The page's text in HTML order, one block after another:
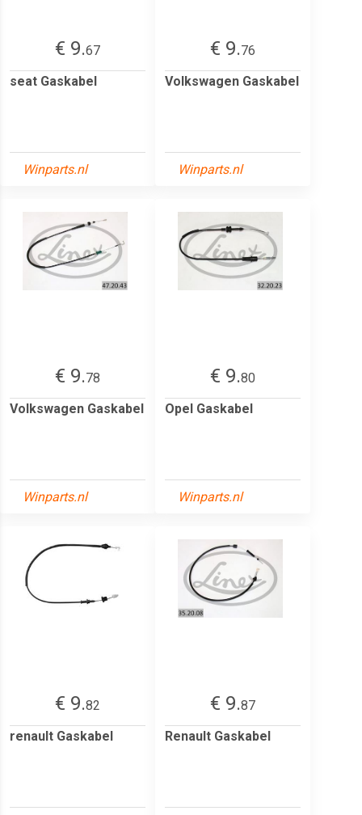
€ 9.67
seat Gaskabel
Winparts.nl
€ 9.76
Volkswagen Gaskabel
Winparts.nl
€ 9.78
Volkswagen Gaskabel
Winparts.nl
€ 9.80
Opel Gaskabel
Winparts.nl
€ 9.82
renault Gaskabel
€ 9.87
Renault Gaskabel